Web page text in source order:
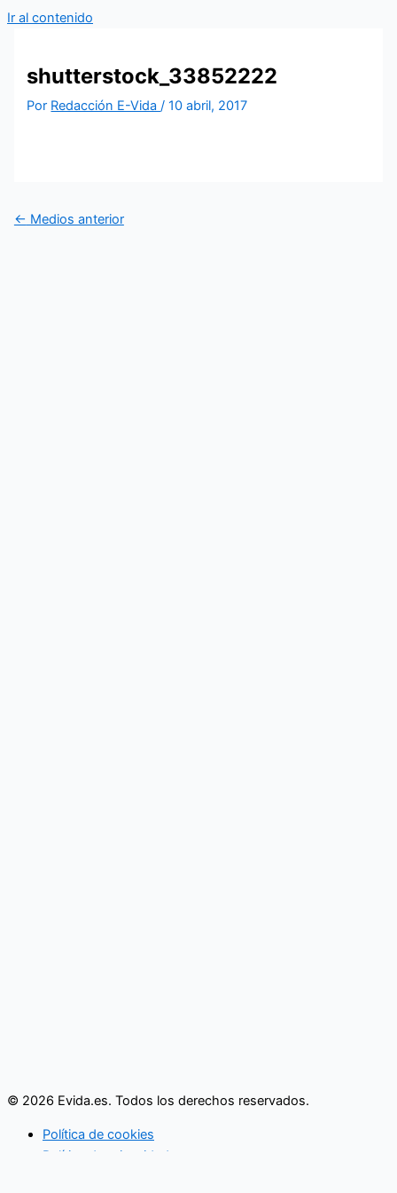
Ir al contenido
shutterstock_33852222
Por Redacción E-Vida/10 abril, 2017
← Medios anterior
© 2026 Evida.es. Todos los derechos reservados.
Política de cookies
Política de privacidad